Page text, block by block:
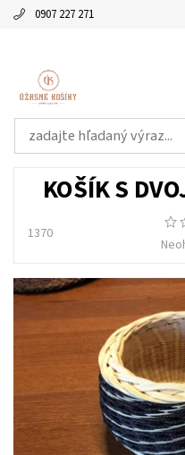
0907 227 271
KOŠÍK S
1370